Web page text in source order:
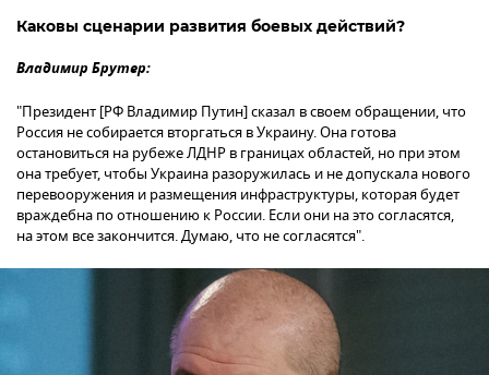
Каковы сценарии развития боевых действий?
Владимир Брутер:
"Президент [РФ Владимир Путин] сказал в своем обращении, что
Россия не собирается вторгаться в Украину. Она готова
остановиться на рубеже ЛДНР в границах областей, но при этом
она требует, чтобы Украина разоружилась и не допускала нового
перевооружения и размещения инфраструктуры, которая будет
враждебна по отношению к России. Если они на это согласятся,
на этом все закончится. Думаю, что не согласятся".